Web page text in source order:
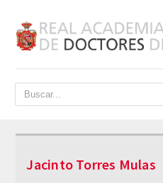
ACADEMIA
DATOS HISTÓRICOS
HISTORIA
Jacinto Torres Mulas